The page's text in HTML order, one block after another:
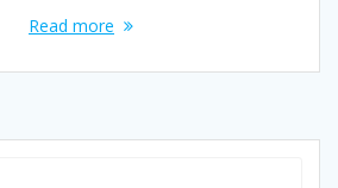
Read more